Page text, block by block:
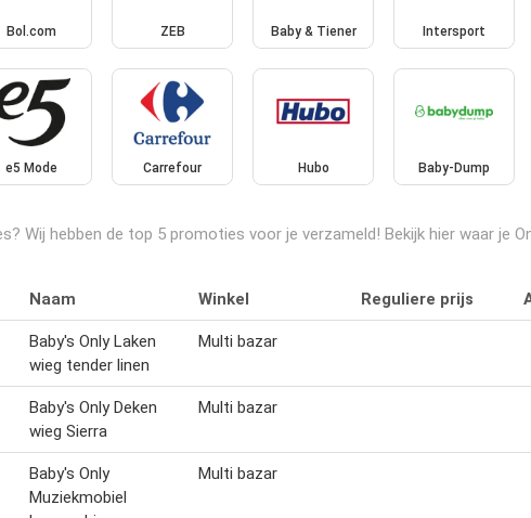
Bol.com ZEB Baby & Tiener Intersport
e5 Mode Carrefour Hubo Baby-Dump
Wij hebben de top 5 promoties voor je verzameld! Bekijk hier waar
Naam Winkel Reguliere prijs
Baby's Only Laken
wieg tender linen
Multi bazar
Baby's Only Deken
wieg Sierra
Multi bazar
Baby's Only
Muziekmobiel
Multi bazar